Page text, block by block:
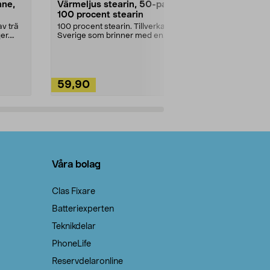
trä
Värmeljus stearin, 50-pack,
100 procent stearin
100 procent stearin. Tillverkade i
Sverige som brinner med en
59,90
Våra bolag
Clas Fixare
Batteriexperten
Teknikdelar
PhoneLife
Reservdelaronline